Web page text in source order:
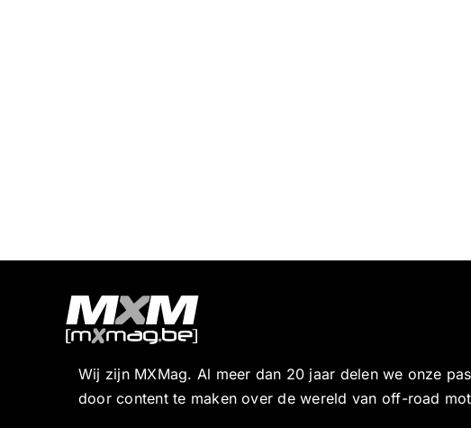
Wij zijn MXMag. Al meer dan 20 jaar delen we onze
door content te maken over de wereld van off-road